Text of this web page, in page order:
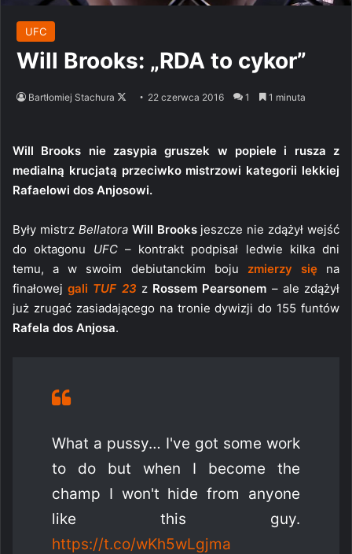
UFC
Will Brooks: „RDA to cykor”
Bartłomiej Stachura
Follow22 czerwca 2016 1 1 minuta
Will Brooks nie zasypia gruszek w popiele i rusza z
medialną krucjatą przeciwko mistrzowi kategorii lekkiej
Rafaelowi dos Anjosowi.
Były mistrz Bellatora Will Brooksjeszcze nie zdążył wejść
do oktagonu UFC– kontrakt podpisał ledwie kilka dni
temu, a w swoim debiutanckim boju zmierzy sięna
finałowejgali TUF 23 z Rossem Pearsonem – ale zdążył
już zrugać zasiadającego na tronie dywizji do 155 funtów
Rafela dos Anjosa.
What a pussy… I've got some work
to do but when I become the
champ I won't hide from anyone
like this guy.
https://t.co/wKh5wLgjma